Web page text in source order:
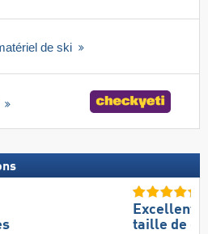
de ski
Excellente
taille de